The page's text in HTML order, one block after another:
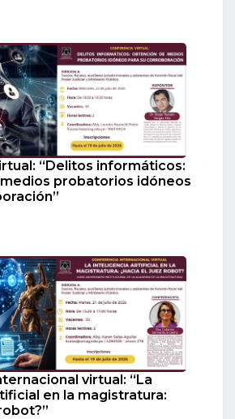
“Delitos informáticos:
probatorios idóneos
virtual: “La
en la magistratura: